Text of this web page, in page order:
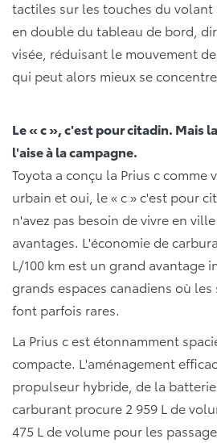
tactiles sur les touches du
en double du tableau de bord,
visée, réduisant le mouvement
qui peut alors mieux se
Le « c », c'est pour citadin. Mais
l'aise à la campagne.
Toyota a conçu la Prius c comme
urbain et oui, le « c » c'est pour
n'avez pas besoin de vivre en
avantages. L'économie de
L/100 km est un grand avantage
grands espaces canadiens où
font parfois rares.
La Prius c est étonnamment
compacte. L'aménagement
propulseur hybride, de la
carburant procure 2 959 L de
475 L de volume pour les